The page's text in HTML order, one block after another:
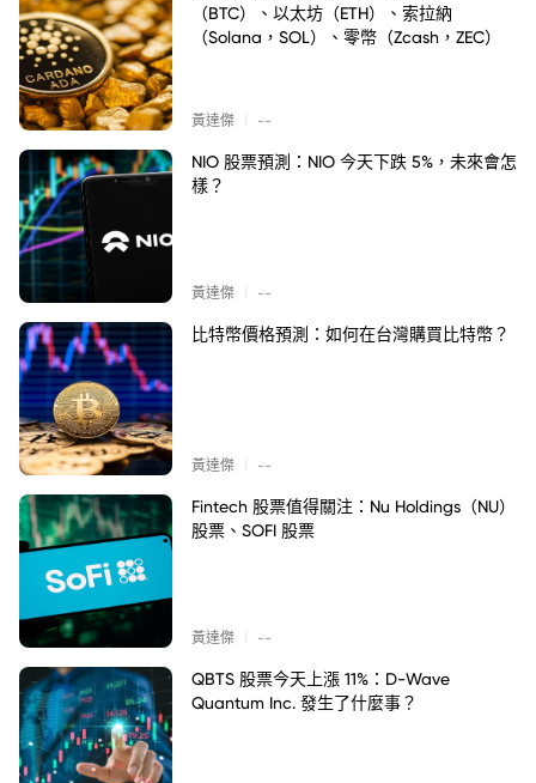
（BTC）、以太坊（ETH）、索拉納
（Solana，SOL）、零幣（Zcash，ZEC）
黃達傑 --
NIO 股票預測：NIO 今天下跌 5%，未來會怎
樣？
黃達傑 --
比特幣價格預測：如何在台灣購買比特幣？
黃達傑 --
Fintech 股票值得關注：Nu Holdings（NU）
股票、SOFI 股票
黃達傑 --
QBTS 股票今天上漲 11%：D-Wave
Quantum Inc. 發生了什麼事？